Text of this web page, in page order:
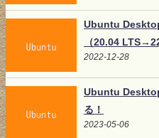
Ubuntu
（20.04
2022-12-28
Ubuntu
る！
2023-05-06